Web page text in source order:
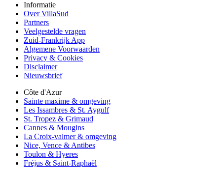
Informatie
Over VillaSud
Partners
Veelgestelde vragen
Zuid-Frankrijk App
Algemene Voorwaarden
Privacy & Cookies
Disclaimer
Nieuwsbrief
Côte d'Azur
Sainte maxime & omgeving
Les Issambres & St. Aygulf
St. Tropez & Grimaud
Cannes & Mougins
La Croix-valmer & omgeving
Nice, Vence & Antibes
Toulon & Hyeres
Fréjus & Saint-Raphaël